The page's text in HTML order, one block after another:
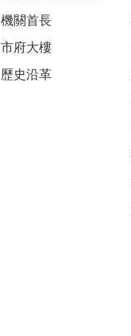
機關首長
市府大樓
歷史沿革